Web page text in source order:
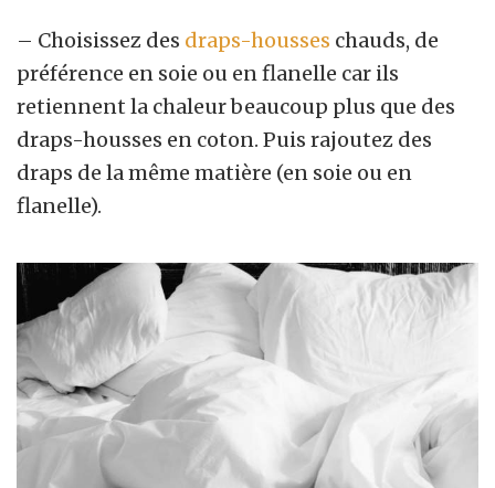
– Choisissez des draps-housses chauds, de
préférence en soie ou en flanelle car ils
retiennent la chaleur beaucoup plus que des
draps-housses en coton. Puis rajoutez des
draps de la même matière (en soie ou en
flanelle).